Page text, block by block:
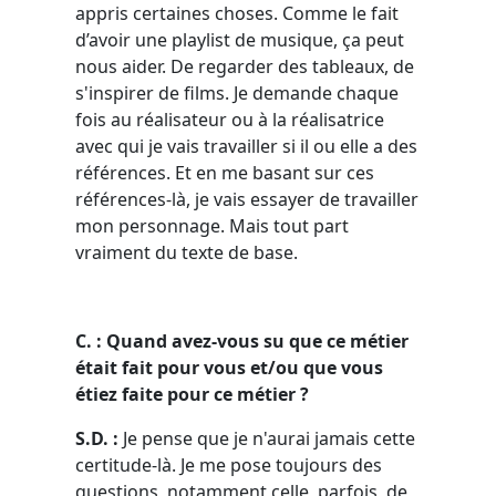
appris certaines choses. Comme le fait
d’avoir une playlist de musique, ça peut
nous aider. De regarder des tableaux, de
s'inspirer de films. Je demande chaque
fois au réalisateur ou à la réalisatrice
avec qui je vais travailler si il ou elle a des
références. Et en me basant sur ces
références-là, je vais essayer de travailler
mon personnage. Mais tout part
vraiment du texte de base.
C. : Quand avez-vous su que ce métier
était fait pour vous et/ou que vous
étiez faite pour ce métier ?
S.D. : Je pense que je n'aurai jamais cette
certitude-là. Je me pose toujours des